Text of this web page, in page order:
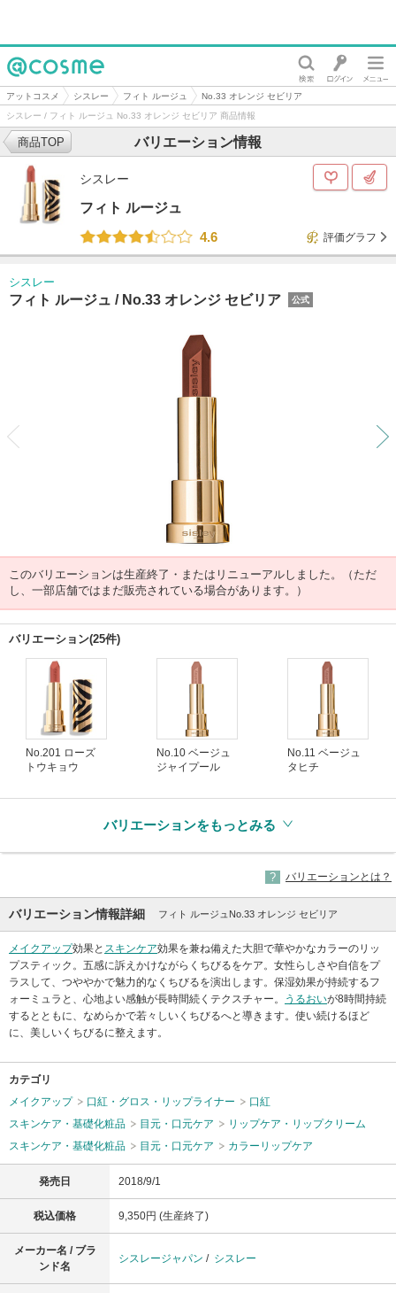
@cosme
アットコスメ シスレー フィト ルージュ
No.33 オレンジ セビリア
シスレー / フィト ルージュ No.33 オレンジ セビリア 商品情報
バリエーション情報
商品TOP
シスレー
フィト ルージュ
4.6
評価グラフ
シスレー
フィト ルージュ / No.33 オレンジ セビリア 公式
このバリエーションは生産終了・またはリニューアルしました。（ただ
し、一部店舗ではまだ販売されている場合があります。）
バリエーション(25件)
No.201 ローズ
トウキョウ
No.10 ベージュ
ジャイプール
No.11 ベージュ
タヒチ
バリエーションをもっとみる
バリエーションとは？
バリエーション情報詳細 フィト ルージュNo.33 オレンジ セビリア
メイクアップ効果と スキンケア効果を兼ね備えた大胆で華やかなカラーのリッ
プスティック。五感に訴えかけながらくちびるをケア。女性らしさや自信をプ
ラスして、つややかで魅力的なくちびるを演出します。保湿効果が持続するフ
ォーミュラと、心地よい感触が長時間続くテクスチャー。
うるおいが8時間持続
するとともに、なめらかで若々しいくちびるへと導きます。使い続けるほど
に、美しいくちびるに整えます。
カテゴリ
メイクアップ
口紅・グロス・リップライナー
口紅
スキンケア・基礎化粧品
目元・口元ケア
リップケア・リップクリーム
スキンケア・基礎化粧品
目元・口元ケア カラーリップケア
発売日 2018/9/1
税込価格 9,350円 (生産終了)
メーカー名 / ブラ
ンド名
シスレージャパン / シスレー